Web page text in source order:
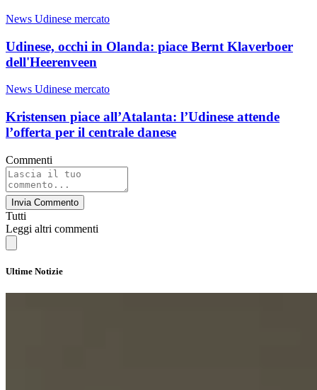
News Udinese mercato
Udinese, occhi in Olanda: piace Bernt Klaverboer
dell'Heerenveen
News Udinese mercato
Kristensen piace all’Atalanta: l’Udinese attende
l’offerta per il centrale danese
Commenti
Invia Commento
Tutti
Leggi altri commenti
Ultime Notizie